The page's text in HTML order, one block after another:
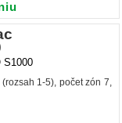
1-5), počet zón 7,